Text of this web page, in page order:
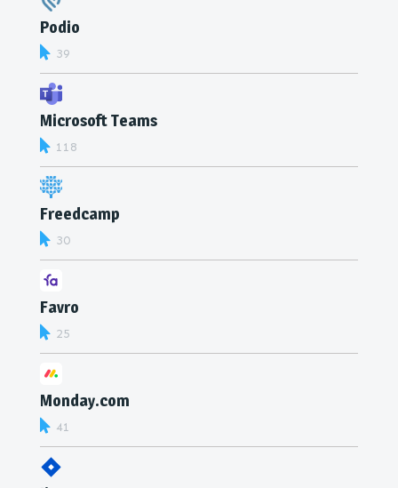
Podio
39
Microsoft Teams
118
Freedcamp
30
Favro
25
Monday.com
41